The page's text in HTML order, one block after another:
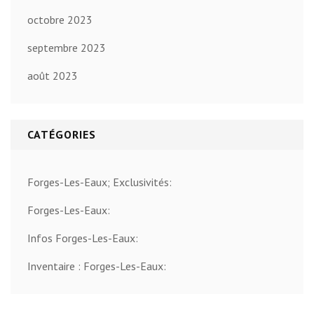
octobre 2023
septembre 2023
août 2023
CATÉGORIES
Forges-Les-Eaux; Exclusivités:
Forges-Les-Eaux:
Infos Forges-Les-Eaux:
Inventaire : Forges-Les-Eaux: